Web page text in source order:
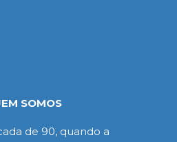
SOMOS
de 90, quando a